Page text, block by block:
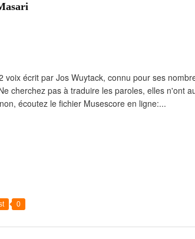
voix écrit par Jos Wuytack, connu pour ses
cherchez pas à traduire les paroles, elles n'ont
écoutez le fichier Musescore en ligne:...
0